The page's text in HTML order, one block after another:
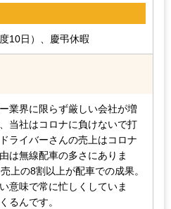
10日）、慶弔休暇
業界に限らず厳しい会社が増
当社はコロナに負けないで打
ライバーさんの売上はコロナ
は無線配車の多さにありま
上の8割以上が配車での成果。
意味で常に忙しくしていま
るんです。